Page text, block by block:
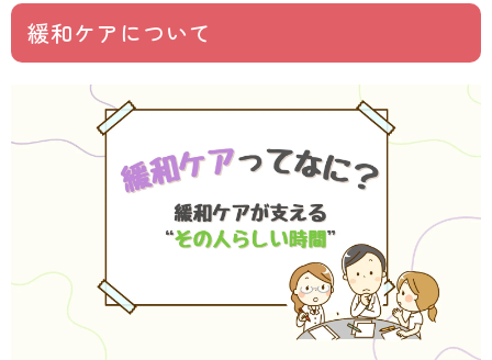
緩和ケアについて